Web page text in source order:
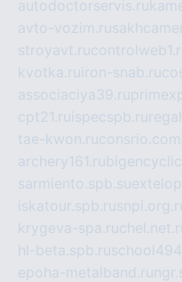
autodoctorservis.ru
avto-vozim.ru
stroyavt.ru
kvotka.ru iron-snab.ru
associaciya39.ru
cpt21.ru ispecspb.ru
tae-kwon.ru
archery161.ru
sarmiento.spb.su
iskatour.spb.ru
krygeva-spa.ru
hl-beta.spb.ru
epoha-metalband.ru